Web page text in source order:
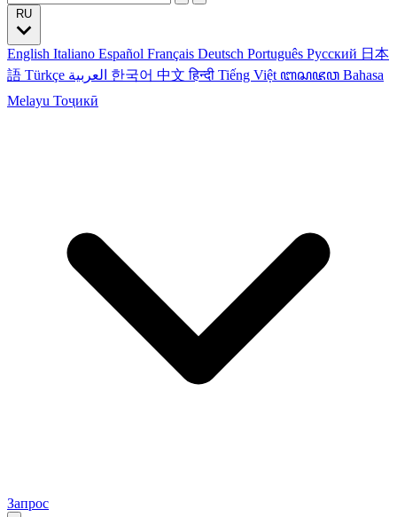
English Italiano Español Français Deutsch Português Русский 日本
語 Türkçe 한국어 中文हिन्दी Tiếng Việt ꦧꦱꦗꦮ Bahasa
Melayu Тоҷикӣ
Запрос